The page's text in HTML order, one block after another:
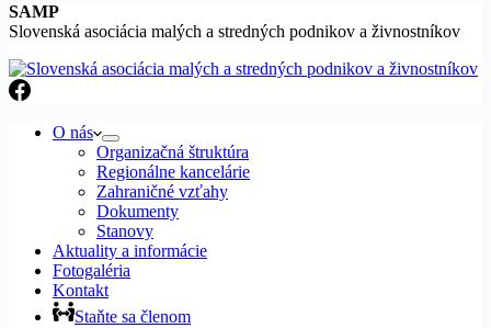
SAMP
Slovenská asociácia malých a stredných podnikov a živnostníkov
O nás
Organizačná štruktúra
Regionálne kancelárie
Zahraničné vzťahy
Dokumenty
Stanovy
Aktuality a informácie
Fotogaléria
Kontakt
Staňte sa členom